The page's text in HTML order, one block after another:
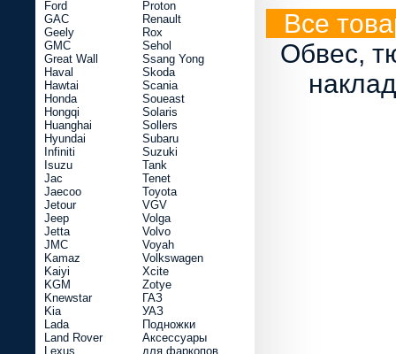
Все
Обвес,
Ford
GAC
Geely
GMC
Great Wall
Haval
Hawtai
Honda
Hongqi
Huanghai
Hyundai
Infiniti
Isuzu
Jac
Jaecoo
Jetour
Jeep
Jetta
JMC
Kamaz
Kaiyi
KGM
Knewstar
Kia
Lada
Land Rover
Lexus
Proton
Renault
Rox
Sehol
Ssang Yong
Skoda
Scania
Soueast
Solaris
Sollers
Subaru
Suzuki
Tank
Tenet
Toyota
VGV
Volga
Volvo
Voyah
Volkswagen
Xcite
Zotye
ГАЗ
УАЗ
Подножки
Аксессуары
для фаркопов